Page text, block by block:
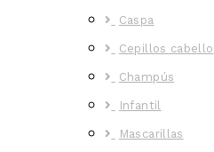
Caspa
Cepillos cabello
Champús
Infantil
Mascarillas